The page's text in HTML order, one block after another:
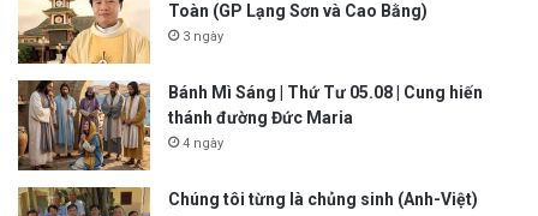
Toàn (GP Lạng Sơn và Cao Bằng)
3 ngày
Bánh Mì Sáng | Thứ Tư 05.08 | Cung hiến
thánh đường Đức Maria
4 ngày
Chúng tôi từng là chủng sinh (Anh-Việt)